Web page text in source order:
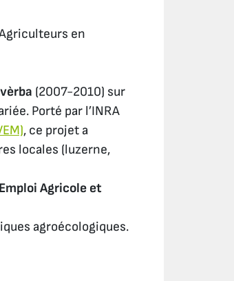
en
(2007-2010) sur
Porté par l’INRA
, ce projet a
locales (luzerne,
Agricole et
agroécologiques.